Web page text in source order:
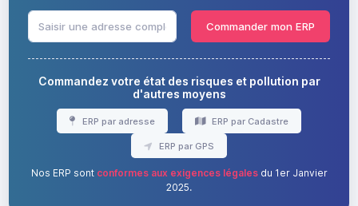
Commander mon ERP
Commandez votre état des risques et pollution par
d'autres moyens
ERP par adresse ERP par Cadastre
ERP par GPS
Nos ERP sont conformes aux exigences légalesdu 1er Janvier
2025.